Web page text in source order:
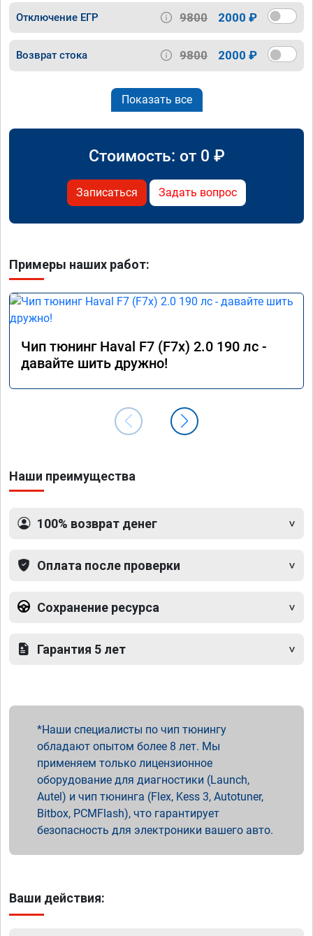
Отключение ЕГР 9800 2000 ₽
Возврат стока 9800 2000 ₽
Показать все
Стоимость: от 0 ₽
Записаться Задать вопрос
Примеры наших работ:
Чип тюнинг Haval F7 (F7x) 2.0 190 лс -
давайте шить дружно!
Наши преимущества
100% возврат денег
Оплата после проверки
Сохранение ресурса
Гарантия 5 лет
Наши специалисты по чип тюнингу
обладают опытом более 8 лет. Мы
применяем только лицензионное
оборудование для диагностики (Launch,
Autel) и чип тюнинга (Flex, Kess 3, Autotuner,
Bitbox, PCMFlash), что гарантирует
безопасность для электроники вашего авто.
Ваши действия: